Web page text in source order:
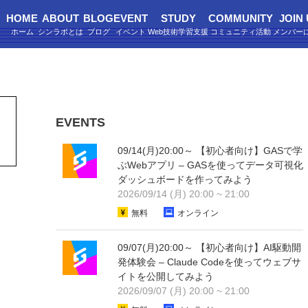
HOME ABOUT BLOGEVENT STUDY COMMUNITY JOIN
EVENTS
09/14(月)20:00～ 【初心者向け】GASで学
ぶWebアプリ – GASを使ってデータ可視化
ダッシュボードを作ってみよう
2026/09/14 (月) 20:00 ~ 21:00
無料 オンライン
09/07(月)20:00～ 【初心者向け】AI駆動開
発体験会 – Claude Codeを使ってウェブサ
イトを公開してみよう
2026/09/07 (月) 20:00 ~ 21:00